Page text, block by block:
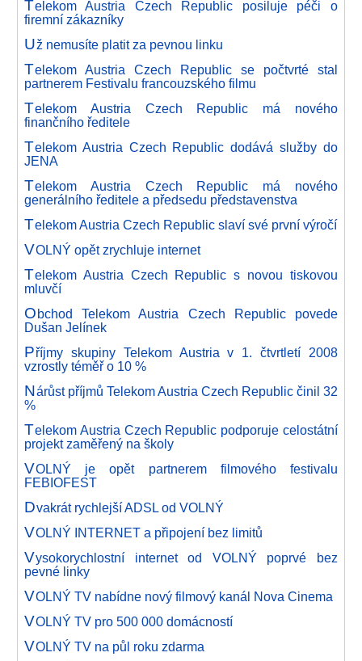
Telekom Austria Czech Republic posiluje péči o
firemní zákazníky
Už nemusíte platit za pevnou linku
Telekom Austria Czech Republic se počtvrté stal
partnerem Festivalu francouzského filmu
Telekom Austria Czech Republic má nového
finančního ředitele
Telekom Austria Czech Republic dodává služby do
JENA
Telekom Austria Czech Republic má nového
generálního ředitele a předsedu představenstva
Telekom Austria Czech Republic slaví své první výročí
VOLNÝ opět zrychluje internet
Telekom Austria Czech Republic s novou tiskovou
mluvčí
Obchod Telekom Austria Czech Republic povede
Dušan Jelínek
Příjmy skupiny Telekom Austria v 1. čtvrtletí 2008
vzrostly téměř o 10 %
Nárůst příjmů Telekom Austria Czech Republic činil 32
%
Telekom Austria Czech Republic podporuje celostátní
projekt zaměřený na školy
VOLNÝ je opět partnerem filmového festivalu
FEBIOFEST
Dvakrát rychlejší ADSL od VOLNÝ
VOLNÝ INTERNET a připojení bez limitů
Vysokorychlostní internet od VOLNÝ poprvé bez
pevné linky
VOLNÝ TV nabídne nový filmový kanál Nova Cinema
VOLNÝ TV pro 500 000 domácností
VOLNÝ TV na půl roku zdarma